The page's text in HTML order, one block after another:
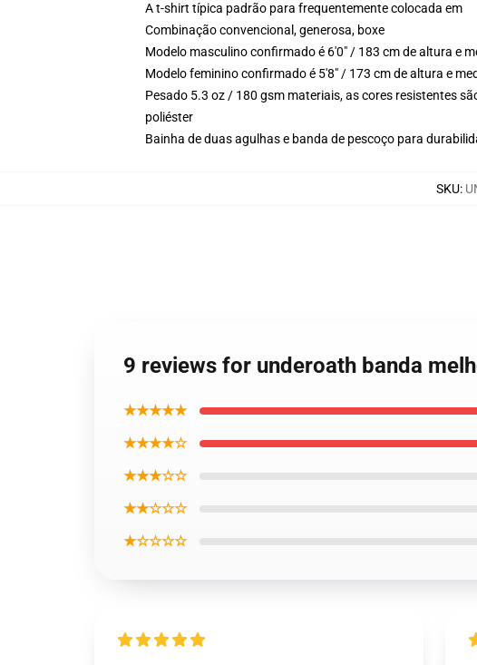
A t-shirt típica padrão para frequentemente colocada em
Combinação convencional, generosa, boxe
Modelo masculino confirmado é 6'0" / 183 cm de altura e
Modelo feminino confirmado é 5'8" / 173 cm de altura e
Pesado 5.3 oz / 180 gsm materiais, as cores resistentes
poliéster
Bainha de duas agulhas e banda de pescoço para
SKU:
9 reviews for underoath banda
★★★★★
★★★★☆
★★★☆☆
★★☆☆☆
★☆☆☆☆